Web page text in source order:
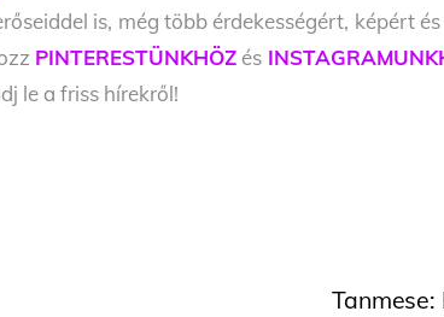
is, még több érdekességért, képért
PINTERESTÜNKHÖZ és
le a friss hírekről!